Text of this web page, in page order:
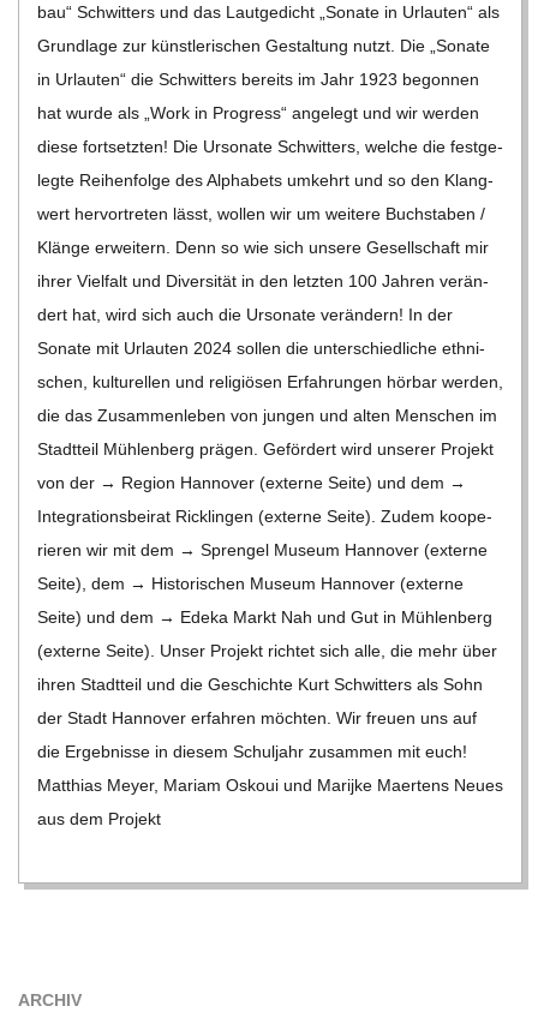
bau“ Schwit­ters und das Laut­ge­dicht „Sonate in Urlau­ten“ als
Grund­lage zur künst­le­ri­schen Gestal­tung nutzt. Die „Sonate
in Urlau­ten“ die Schwit­ters bereits im Jahr 1923 begon­nen
hat wurde als „Work in Pro­gress“ ange­legt und wir wer­den
diese fort­setz­ten! Die Urso­nate Schwit­ters, wel­che die fest­ge­
legte Rei­hen­folge des Alpha­bets umkehrt und so den Klang­
wert her­vor­tre­ten lässt, wol­len wir um wei­tere Buch­sta­ben /​​
Klänge erwei­tern. Denn so wie sich unsere Gesell­schaft mir
ihrer Viel­falt und Diver­si­tät in den letz­ten 100 Jah­ren ver­än­
dert hat, wird sich auch die Urso­nate ver­än­dern! In der
Sonate mit Urlau­ten 2024 sol­len die unter­schied­li­che eth­ni­
schen, kul­tu­rel­len und reli­giö­sen Erfah­run­gen hör­bar wer­den,
die das Zusam­men­le­ben von jun­gen und alten Men­schen im
Stadt­teil Müh­len­berg prä­gen. Geför­dert wird unse­rer Pro­jekt
von der → Region Han­no­ver (externe Seite) und dem →
Inte­gra­ti­ons­bei­rat Rick­lin­gen (externe Seite). Zudem koope­
rie­ren wir mit dem → Spren­gel Museum Han­no­ver (externe
Seite), dem → His­to­ri­schen Museum Han­no­ver (externe
Seite) und dem → Edeka Markt Nah und Gut in Müh­len­berg
(externe Seite). Unser Pro­jekt rich­tet sich alle, die mehr über
ihren Stadt­teil und die Geschichte Kurt Schwit­ters als Sohn
der Stadt Han­no­ver erfah­ren möch­ten. Wir freuen uns auf
die Ergeb­nisse in die­sem Schul­jahr zusam­men mit euch!
Mat­thias Meyer, Mariam Oskoui und Mari­jke Maer­tens Neues
aus dem Pro­jekt
ARCHIV